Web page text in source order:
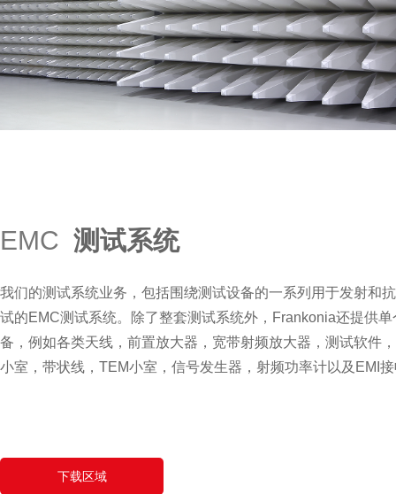
EMC 测试系统
我们的测试系统业务，包括围绕测试设备的一系列用于发射和
试的EMC测试系统。除了整套测试系统外，Frankonia还提供单
备，例如各类天线，前置放大器，宽带射频放大器，测试软件
小室，带状线，TEM小室，信号发生器，射频功率计以及EMI
下载区域